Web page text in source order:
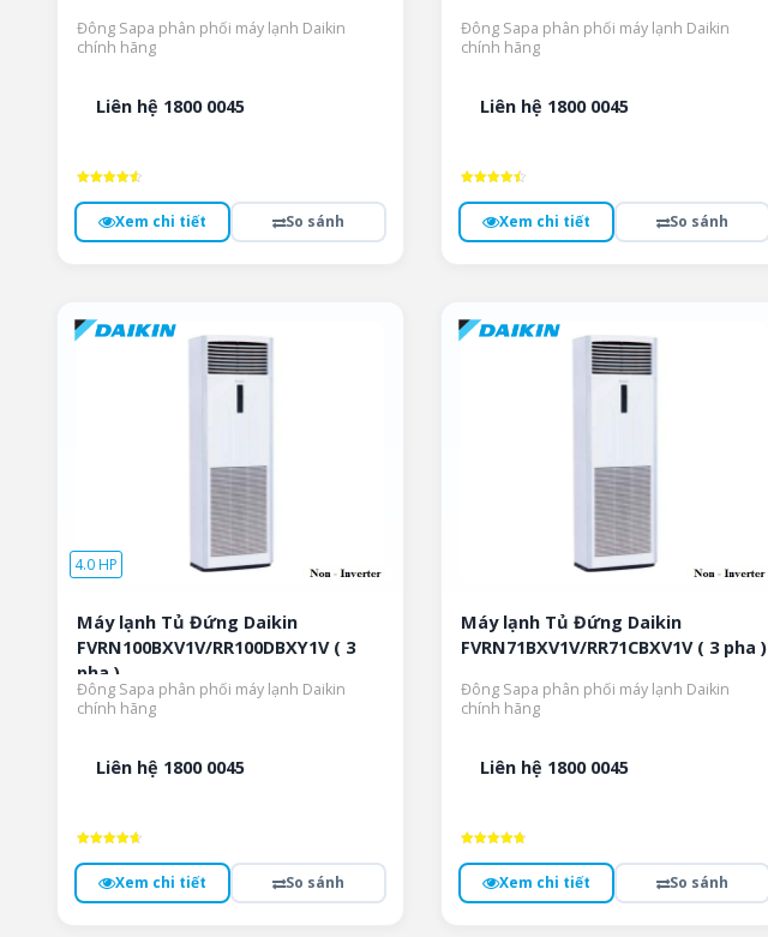
Đông Sapa phân phối máy lạnh Daikin
chính hãng
Liên hệ 1800 0045
hạng
4.6
5 saoXem chi tiết So sánh
Đông Sapa phân phối máy lạnh Daikin
chính hãng
Liên hệ 1800 0045
hạng
4.5
5 saoXem chi tiết So sánh
4.0 HP
Máy lạnh Tủ Đứng Daikin
FVRN100BXV1V/RR100DBXY1V ( 3
pha )
Đông Sapa phân phối máy lạnh Daikin
chính hãng
Liên hệ 1800 0045
hạng
4.7
5 saoXem chi tiết So sánh
Máy lạnh Tủ Đứng Daikin
FVRN71BXV1V/RR71CBXV1V ( 3 pha )
Đông Sapa phân phối máy lạnh Daikin
chính hãng
Liên hệ 1800 0045
hạng
4.8
5 saoXem chi tiết So sánh